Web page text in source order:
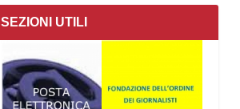
SEZIONI UTILI